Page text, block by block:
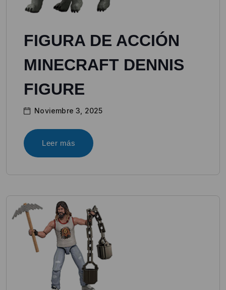
FIGURA DE ACCIÓN
MINECRAFT DENNIS
FIGURE
Noviembre 3, 2025
Leer más